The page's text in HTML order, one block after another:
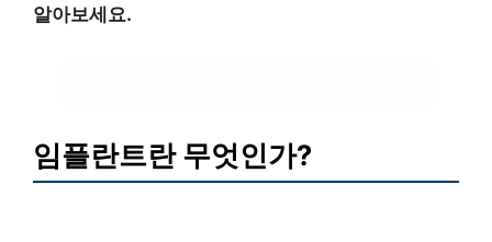
알아보세요.
임플란트란 무엇인가?